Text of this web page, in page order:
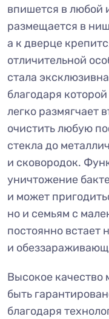
впишется в любой
размещается в
а к дверце
отличительной
стала
благодаря
легко размягчает
очистить любую
стекла до
и сковородок.
уничтожение
и может
но и семьям с
постоянно встает
и
Высокое качество
быть
благодаря